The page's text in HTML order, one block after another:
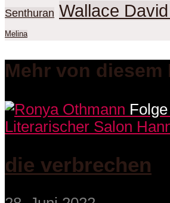
Senthuran Wallace
Melina
Mehr von diesem
Folge
Literarischer Salon
die verbrechen